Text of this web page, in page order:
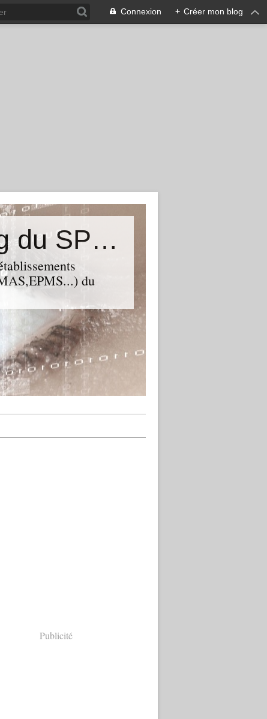
Connexion + Créer mon blog
&quot;Résistances&quot;-Le blog du SPHAB/CGT (56-Guémené-sur-Scorff) et des Syndicats CGT associés des petits établissements sanitaires, sociaux et médico-sociaux du Morbihan qui résistent à la casse
du
Publicité